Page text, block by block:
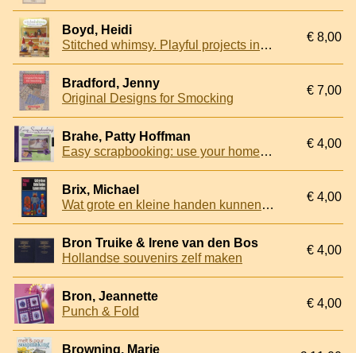
Boyd, Heidi
Stitched whimsy. Playful projects in felt & fabric
€ 8,00
Bradford, Jenny
Original Designs for Smocking
€ 7,00
Brahe, Patty Hoffman
Easy scrapbooking: use your home computer to create stylish layouts for weddings, holidays, and other occasions
€ 4,00
Brix, Michael
Wat grote en kleine handen kunnen maken
€ 4,00
Bron Truike & Irene van den Bos
Hollandse souvenirs zelf maken
€ 4,00
Bron, Jeannette
Punch & Fold
€ 4,00
Browning, Marie